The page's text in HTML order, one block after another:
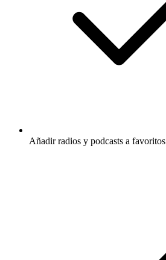
Añadir radios y podcasts a favoritos